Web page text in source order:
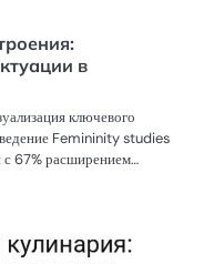
в
ключевого
Femininity studies
с 67% расширением…